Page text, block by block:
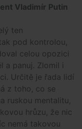
Vladimír Putin
ten
pod kontrolou,
celou opozici
panuj. Zlomil i
Určitě je řada lidí
z toho, co se
ruskou mentalitu,
hrůzu, že nic
nemá takovou